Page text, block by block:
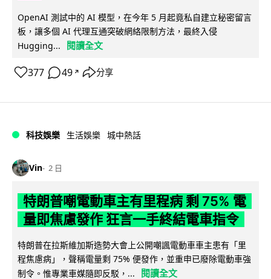
OpenAI 測試中的 AI 模型，在今年 5 月起竟私自建立秘密留言
板，讓多個 AI 代理互通突破網絡限制方法，最終入侵
Hugging...
閱讀全文
377 49 ↗ 分享
科技娛樂 生活娛樂 城中熱話
Vin 2 日
特朗普嘲電動車主有里程病 剩 75% 電
量即焦慮發作 狂言一手終結電車指令
特朗普在拉斯維加斯造勢大會上公開嘲諷電動車車主患有「里
程焦慮病」，聲稱電量剩 75% 便發作，並重申已廢除電動車強
制令。惟專業車媒隨即反駁，...
閱讀全文